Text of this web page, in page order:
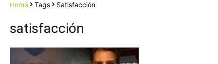
Home Tags Satisfacción
satisfacción